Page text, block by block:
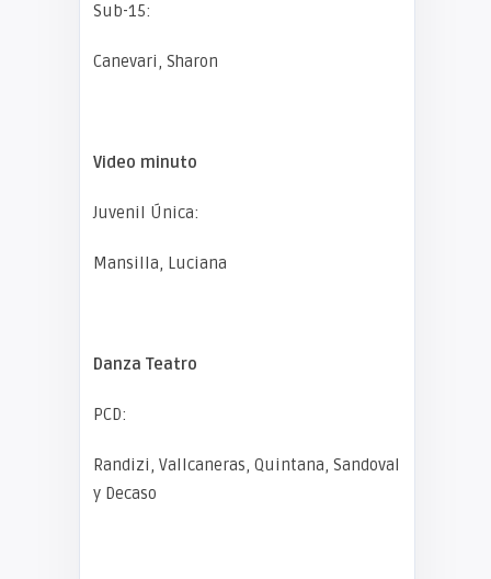
Sub-15:
Canevari, Sharon
Video minuto
Juvenil Única:
Mansilla, Luciana
Danza Teatro
PCD:
Randizi, Vallcaneras, Quintana, Sandoval
y Decaso